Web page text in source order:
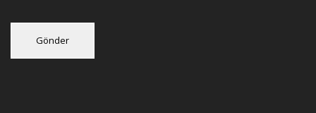
Gönder